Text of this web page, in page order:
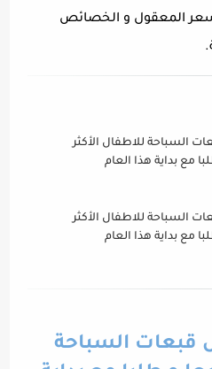
المعقول و الخصائص
السباحة للاطفال الأكثر
مع بداية هذا العام
السباحة للاطفال الأكثر
مع بداية هذا العام
قبعات السباحة